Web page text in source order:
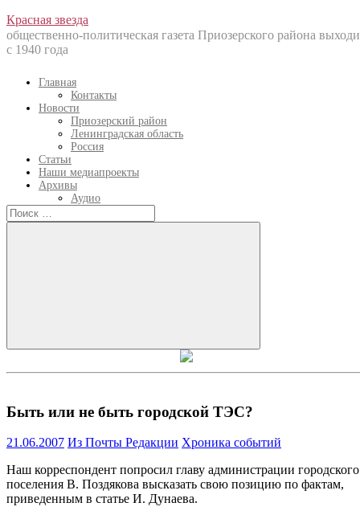
Перейти
к
содержанию
Красная звезда
общественно-политическая газета Приозерского района
с 1940 года
Главная
Контакты
Новости
Приозерский район
Ленинградская область
Россия
Статьи
Наши медиапроекты
Архивы
Аудио
Искать:
Искать
Быть или не быть городской ТЭС?
21.06.2007 Из Почты Редакции Хроника событий
Наш корреспондент попросил главу администрации городского
поселения В. Поздякова высказать свою позицию по фактам,
приведенным в статье И. Дунаева.